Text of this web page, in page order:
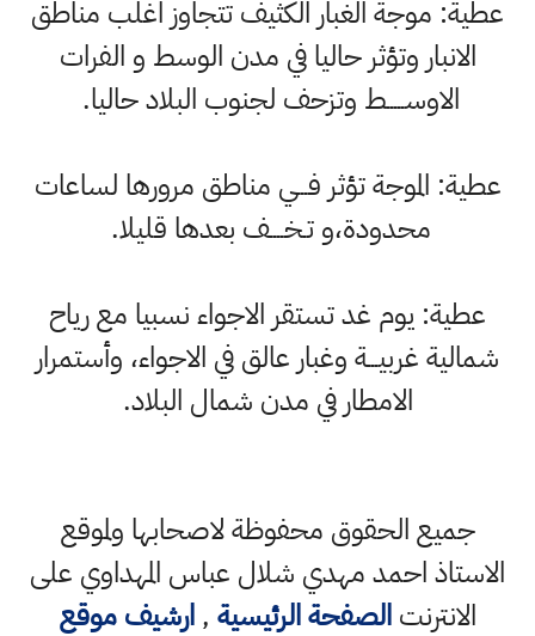
عطية: موجة الغبار الكثيف تتجاوز اغلب مناطق
الانبار وتؤثر حاليا في مدن الوسط و الفرات
الاوســـــط وتزحف لجنوب البلاد حاليا.
عطية: الموجة تؤثر فـــي مناطق مرورها لساعات
محدودة،و تـخــــف بعدها قليلا.
عطية: يوم غد تستقر الاجواء نسبيا مع رياح
شمالية غربيـــة وغبار عالق في الاجواء، وأستمرار
الامطار في مدن شمال البلاد.
جميع الحقوق محفوظة لاصحابها ولموقع
الاستاذ احمد مهدي شلال عباس المهداوي على
الانترنتالصفحة الرئيسية ,ارشيف موقع